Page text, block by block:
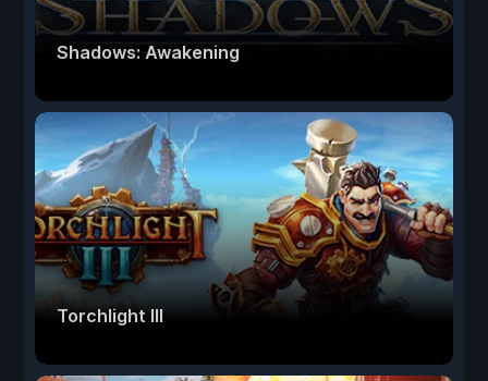
Shadows: Awakening
Torchlight III